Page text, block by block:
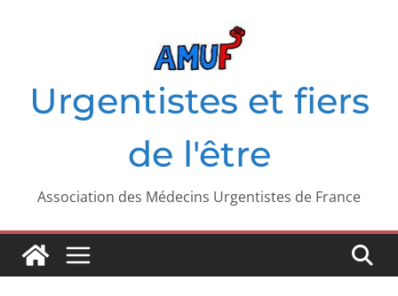
Urgentistes et fiers
de l'être
Association des Médecins Urgentistes de France